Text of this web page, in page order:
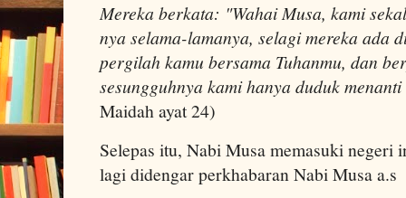
Mereka berkata: "Wahai Musa, kami
nya selama-lamanya, selagi mereka ada
pergilah kamu bersama Tuhanmu, dan
sesungguhnya kami hanya duduk
Maidah ayat 24)
Selepas itu, Nabi Musa memasuki negeri
lagi didengar perkhabaran Nabi Musa a.s